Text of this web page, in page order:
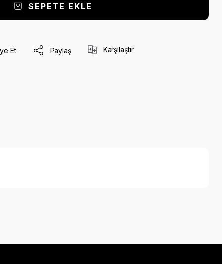
SEPETE EKLE
Et Paylaş Karşılaştır